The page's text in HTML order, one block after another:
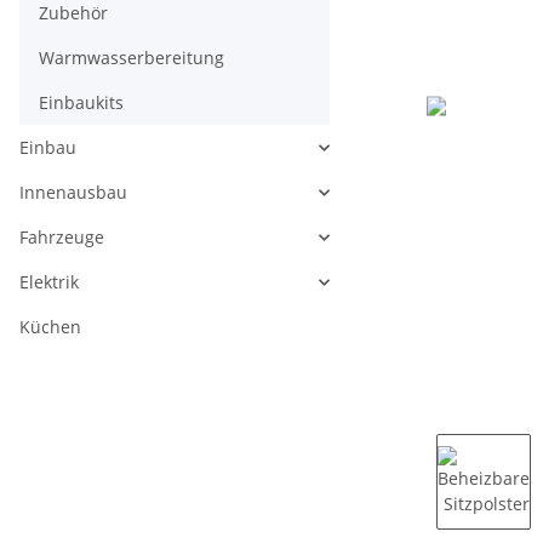
Zubehör
Warmwasserbereitung
Einbaukits
Einbau
Innenausbau
Fahrzeuge
Elektrik
Küchen